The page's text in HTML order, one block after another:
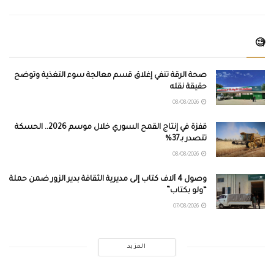
🧐
صحة الرقة تنفي إغلاق قسم معالجة سوء التغذية وتوضح
حقيقة نقله
قفزة في إنتاج القمح السوري خلال موسم 2026.. الحسكة
تتصدر بـ37%
وصول 4 آلاف كتاب إلى مديرية الثقافة بدير الزور ضمن حملة
“ولو بكتاب”
المزيد